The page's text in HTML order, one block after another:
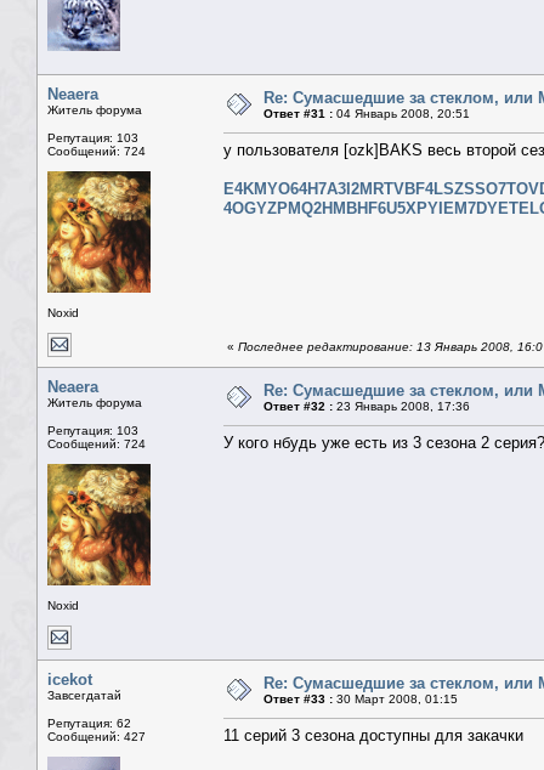
Neaera
Житель форума
Репутация: 103
Сообщений: 724
Noxid
Re: Сумасшедшие за стеклом, или
Ответ #31 : 04 Январь 2008, 20:51
у пользователя [ozk]BAKS весь второй
« Последнее редактирование: 13 Январь 2008,
Neaera
Житель форума
Репутация: 103
Сообщений: 724
Noxid
Re: Сумасшедшие за стеклом, или
Ответ #32 : 23 Январь 2008, 17:36
У кого нбудь уже есть из 3 сезона 2
icekot
Завсегдатай
Репутация: 62
Сообщений: 427
Re: Сумасшедшие за стеклом, или
Ответ #33 : 30 Март 2008, 01:15
11 серий 3 сезона доступны для закачки